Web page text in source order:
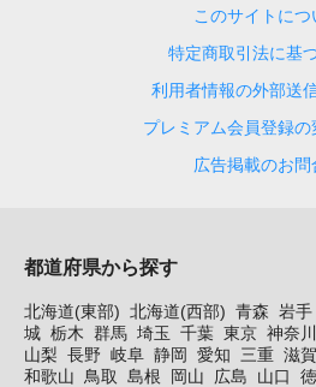
このサイトにつ
特定商取引法に基
利用者情報の外部送
プレミアム会員登録の
広告掲載のお問
都道府県から探す
北海道(東部) 北海道(西部) 青森 岩手
城 栃木 群馬 埼玉 千葉 東京 神奈川
山梨 長野 岐阜 静岡 愛知 三重 滋賀
和歌山
鳥取 島根 岡山 広島 山口